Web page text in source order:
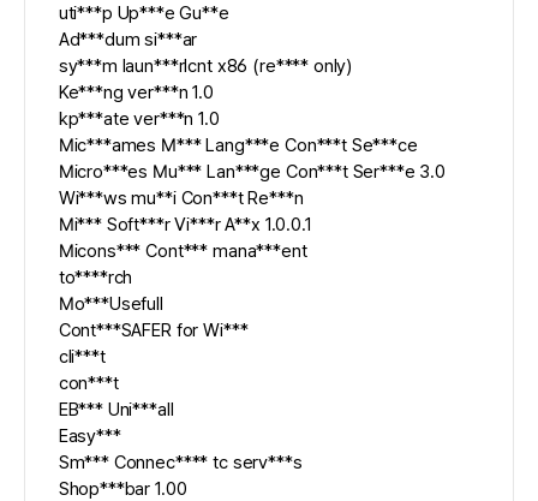
uti***p Up***e Gu**e
Ad***dum si***ar
sy***m laun***rlcnt x86 (re**** only)
Ke***ng ver***n 1.0
kp***ate ver***n 1.0
Mic***ames M*** Lang***e Con***t Se***ce
Micro***es Mu*** Lan***ge Con***t Ser***e 3.0
Wi***ws mu**i Con***t Re***n
Mi*** Soft***r Vi***r A**x 1.0.0.1
Micons*** Cont*** mana***ent
to****rch
Mo***Usefull
Cont***SAFER for Wi***
cli***t
con***t
EB*** Uni***all
Easy***
Sm*** Connec**** tc serv***s
Shop***bar 1.00